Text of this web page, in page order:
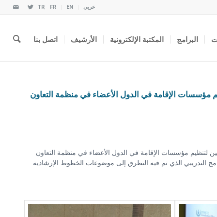
عربي EN
FR
TR
البرامج المكتبة الإلكترونية الأرشيف اتصل بنا
مؤسسات الإقامة في الدول الأعضاء في منظمة التعاون
للمسلمين لتنظيم مؤسسات الإقامة في الدول الأعضاء في منظمة التعاون
والبلدان الشريكة في البرنامج التدريبي الذي تم فيه التطرق إلى موضوعات الخطوط الإرشادية